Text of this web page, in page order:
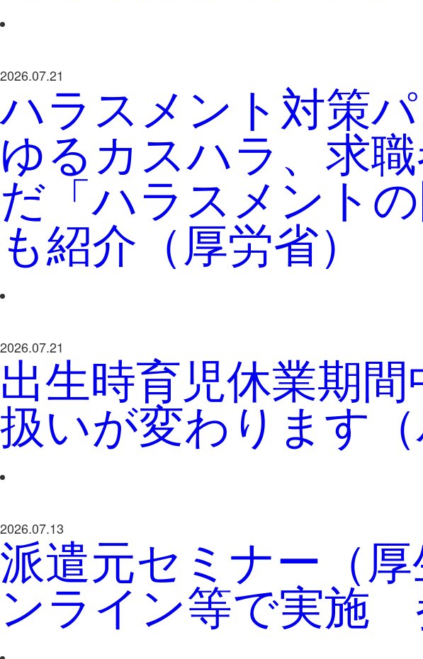
2026.07.21
ハラスメント対策
ゆるカスハラ、求
だ「ハラスメント
も紹介（厚労省）
2026.07.21
出生時育児休業期
扱いが変わります（
2026.07.13
派遣元セミナー（
ンライン等で実施